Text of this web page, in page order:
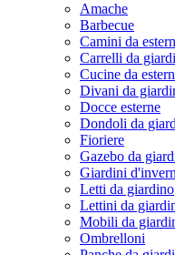
Amache
Barbecue
Camini da
Carrelli da
Cucine da
Divani da
Docce esterne
Dondoli da
Fioriere
Gazebo da
Giardini
Letti da giardino
Lettini da
Mobili da
Ombrelloni